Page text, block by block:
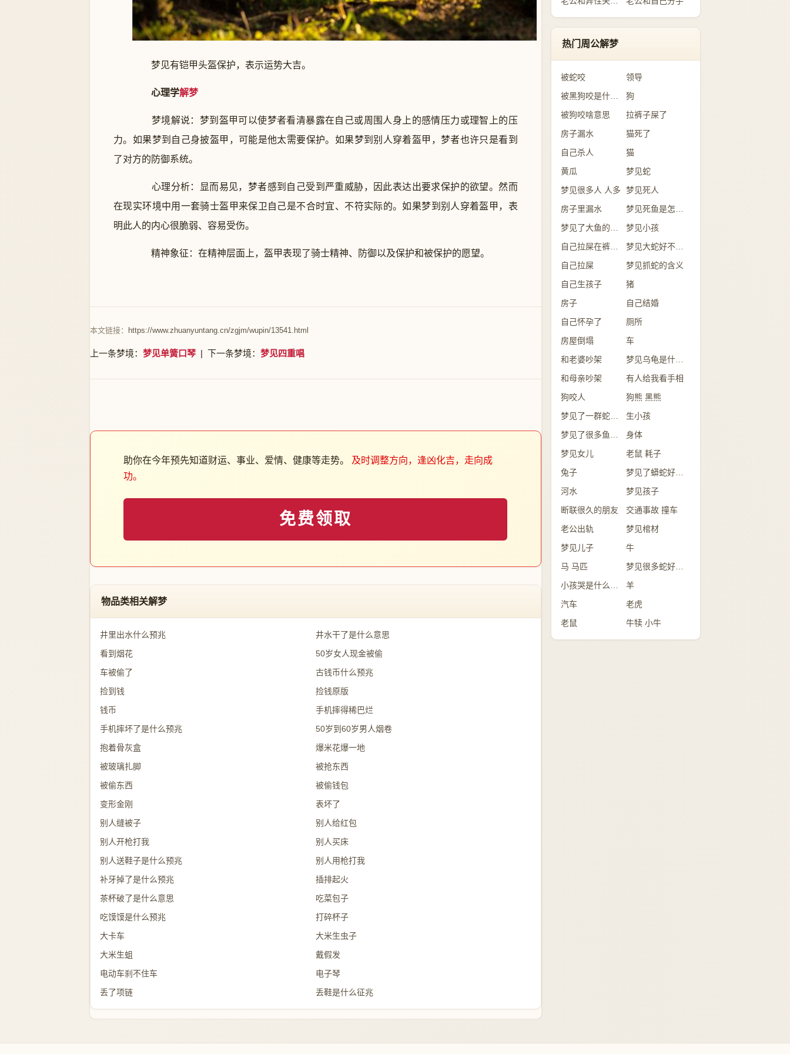
梦见有铠甲头盔保护，表示运势大吉。
心理学解梦
梦境解说：梦到盔甲可以使梦者看清暴露在自己或周围人身上的感情压力或理智上的压
力。如果梦到自己身披盔甲，可能是他太需要保护。如果梦到别人穿着盔甲，梦者也许只是看到
了对方的防御系统。
心理分析：显而易见，梦者感到自己受到严重威胁，因此表达出要求保护的欲望。然而
在现实环境中用一套骑士盔甲来保卫自己是不合时宜、不符实际的。如果梦到别人穿着盔甲，表
明此人的内心很脆弱、容易受伤。
精神象征：在精神层面上，盔甲表现了骑士精神、防御以及保护和被保护的愿望。
本文链接： https://www.zhuanyuntang.cn/zgjm/wupin/13541.html
上一条梦境： 梦见单簧口琴 | 下一条梦境： 梦见四重唱
助你在今年预先知道财运、事业、爱情、健康等走势。 及时调整方向，逢凶化吉，走向成
功。
免费领取
物品类相关解梦
井里出水什么预兆
井水干了是什么意思
看到烟花
50岁女人现金被偷
车被偷了
古钱币什么预兆
捡到钱
捡钱原版
钱币
手机摔得稀巴烂
手机摔坏了是什么预兆
50岁到60岁男人烟卷
抱着骨灰盒
爆米花爆一地
被玻璃扎脚
被抢东西
被偷东西
被偷钱包
变形金刚
表坏了
别人缝被子
别人给红包
别人开枪打我
别人买床
别人送鞋子是什么预兆
别人用枪打我
补牙掉了是什么预兆
插排起火
茶杯破了是什么意思
吃菜包子
吃馍馍是什么预兆
打碎杯子
大卡车
大米生虫子
大米生蛆
戴假发
电动车刹不住车
电子琴
丢了项链
丢鞋是什么征兆
热门周公解梦
被蛇咬
领导
狗
被狗咬啥意思
拉裤子屎了
房子漏水
猫死了
自己杀人
猫
黄瓜
梦见蛇
梦见很多人 人多
梦见死人
房子里漏水
梦见小孩
梦见大蛇好不好？
自己拉屎
梦见抓蛇的含义
自己生孩子
猪
房子
自己结婚
自己怀孕了
厕所
房屋倒塌
车
和老婆吵架
梦见乌龟是什么意思？
和母亲吵架
有人给我看手相
狗咬人
狗熊 黑熊
生小孩
身体
梦见女儿
老鼠 耗子
兔子
梦见了蟒蛇好不好？
河水
梦见孩子
断联很久的朋友
交通事故 撞车
老公出轨
梦见棺材
梦见儿子
牛
马 马匹
梦见很多蛇好不好？
羊
汽车
老虎
老鼠
牛犊 小牛